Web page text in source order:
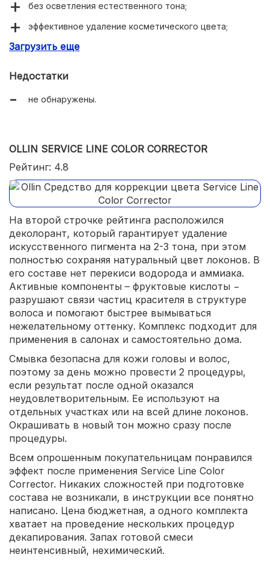
без осветления естественного тона;
эффективное удаление косметического цвета;
ухаживающие компоненты;
Загрузить еще
Недостатки
не обнаружены.
OLLIN SERVICE LINE COLOR CORRECTOR
Рейтинг: 4.8
На второй строчке рейтинга расположился
деколорант, который гарантирует удаление
искусственного пигмента на 2-3 тона, при этом
полностью сохраняя натуральный цвет локонов. В
его составе нет перекиси водорода и аммиака.
Активные компоненты – фруктовые кислоты −
разрушают связи частиц красителя в структуре
волоса и помогают быстрее вымываться
нежелательному оттенку. Комплекс подходит для
применения в салонах и самостоятельно дома.
Смывка безопасна для кожи головы и волос,
поэтому за день можно провести 2 процедуры,
если результат после одной оказался
неудовлетворительным. Ее используют на
отдельных участках или на всей длине локонов.
Окрашивать в новый тон можно сразу после
процедуры.
Всем опрошенным покупательницам понравился
эффект после применения Service Line Color
Corrector. Никаких сложностей при подготовке
состава не возникали, в инструкции все понятно
написано. Цена бюджетная, а одного комплекта
хватает на проведение нескольких процедур
декапирования. Запах готовой смеси
неинтенсивный, нехимический.